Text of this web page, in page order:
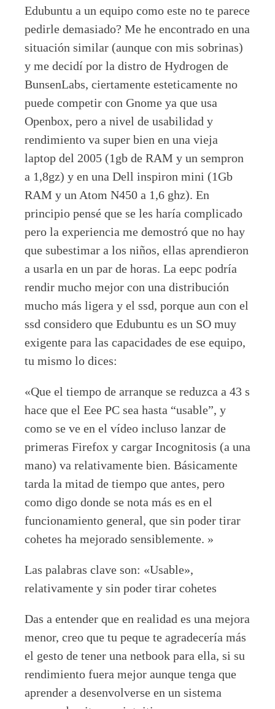
Edubuntu a un equipo como este no te parece
pedirle demasiado? Me he encontrado en una
situación similar (aunque con mis sobrinas)
y me decidí por la distro de Hydrogen de
BunsenLabs, ciertamente esteticamente no
puede competir con Gnome ya que usa
Openbox, pero a nivel de usabilidad y
rendimiento va super bien en una vieja
laptop del 2005 (1gb de RAM y un sempron
a 1,8gz) y en una Dell inspiron mini (1Gb
RAM y un Atom N450 a 1,6 ghz). En
principio pensé que se les haría complicado
pero la experiencia me demostró que no hay
que subestimar a los niños, ellas aprendieron
a usarla en un par de horas. La eepc podría
rendir mucho mejor con una distribución
mucho más ligera y el ssd, porque aun con el
ssd considero que Edubuntu es un SO muy
exigente para las capacidades de ese equipo,
tu mismo lo dices:
«Que el tiempo de arranque se reduzca a 43 s
hace que el Eee PC sea hasta “usable”, y
como se ve en el vídeo incluso lanzar de
primeras Firefox y cargar Incognitosis (a una
mano) va relativamente bien. Básicamente
tarda la mitad de tiempo que antes, pero
como digo donde se nota más es en el
funcionamiento general, que sin poder tirar
cohetes ha mejorado sensiblemente. »
Las palabras clave son: «Usable»,
relativamente y sin poder tirar cohetes
Das a entender que en realidad es una mejora
menor, creo que tu peque te agradecería más
el gesto de tener una netbook para ella, si su
rendimiento fuera mejor aunque tenga que
aprender a desenvolverse en un sistema